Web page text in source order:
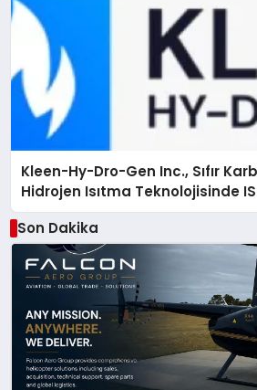
Kleen-Hy-Dro-Gen Inc., Sıfır
Hidrojen Isıtma Teknolojisinde
Düzenleyici Onaylarını Aldı
Son Dakika